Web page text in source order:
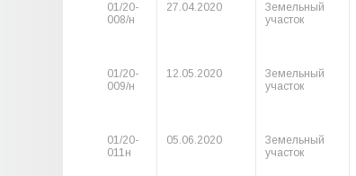
01/20-
008/н
27.04.2020
Земельный
участок
01/20-
009/н
12.05.2020
Земельный
участок
01/20-
011н
05.06.2020
Земельный
участок